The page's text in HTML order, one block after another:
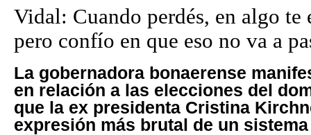
Vidal: Cuando perdés, en algo te
pero confío en que eso no va a
La gobernadora bonaerense
en relación a las elecciones del
que la ex presidenta Cristina
expresión más brutal de un